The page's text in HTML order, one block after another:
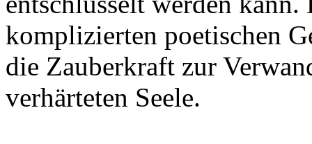
komplizierten poetischen
die Zauberkraft zur
verhärteten Seele.